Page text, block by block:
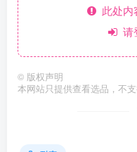
此处内
请
© 版权声明
本网站只提供查看选品，不支